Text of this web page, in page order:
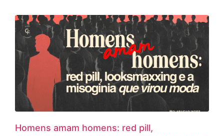
Homens amam homens: red pill,